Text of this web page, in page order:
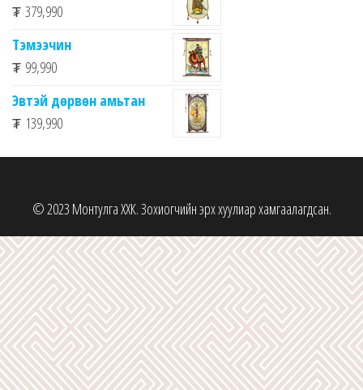
₮ 379,990
Тэмээчин
₮ 99,990
Эвтэй дөрвөн амьтан
₮ 139,990
© 2023 Монтулга ХХК. Зохиогчийн эрх хуулиар хамгаалагдсан.